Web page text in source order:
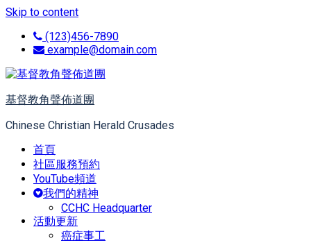
Skip to content
(123)456-7890
example@domain.com
基督教角聲佈道團
Chinese Christian Herald Crusades
首頁
社區服務預約
YouTube頻道
我們的精神
CCHC Headquarter
活動更新
癌症事工